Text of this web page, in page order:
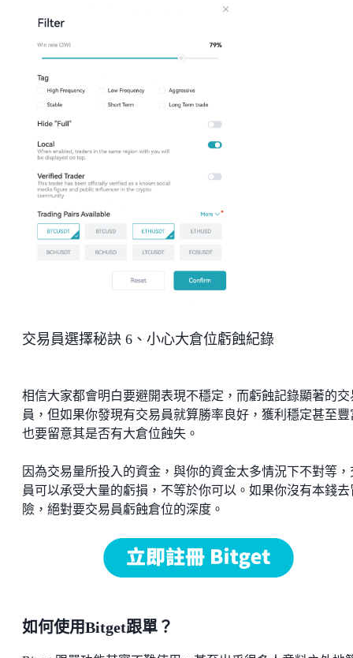
交易員選擇秘訣 6、小心大倉位虧蝕紀錄
相信大家都會明白要避開表現不穩定，而虧蝕記錄顯著的交
員，但如果你發現有交易員就算勝率良好，獲利穩定甚至豐
也要留意其是否有大倉位蝕失。
因為交易量所投入的資金，與你的資金太多情況下不對等，
員可以承受大量的虧損，不等於你可以。如果你沒有本錢去
險，絕對要交易員虧蝕倉位的深度。
如何使用Bitget跟單？